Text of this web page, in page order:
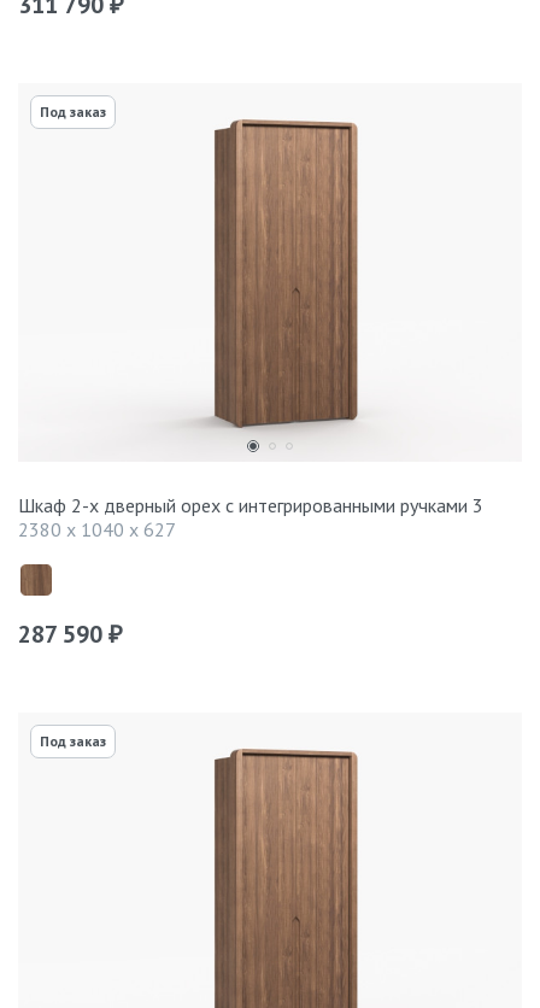
₽
Под заказ
Шкаф 2-х дверный орех с интегрированными ручками 3
2380 x 1040 x 627
287 590 ₽
Под заказ